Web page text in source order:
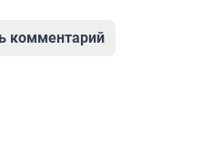
комментарий